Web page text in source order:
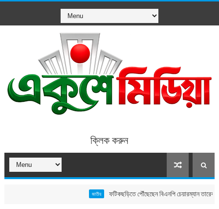
ক্লিক করুন
ফটিকছড়িতে পৌঁছেছেন বিএনপি চেয়ারম্যান তারেক রহমান,